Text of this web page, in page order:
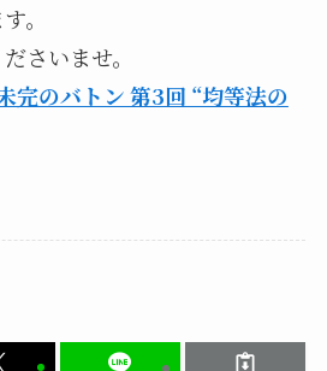
。
さいませ。
完のバトン 第3回 “均等法の